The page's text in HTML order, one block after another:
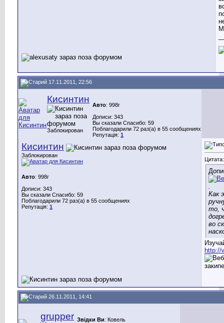
17.11.2011, 22:56
Кисинтин
Заблокирован
Авто: 998г
Дописи: 343
Вы сказали Спасибо: 59
Поблагодарили 72 раз(а) в 55 сообщениях
Репутація: 1
Кисинтин
Заблокирован
Авто: 998г
Дописи: 343
Вы сказали Спасибо: 59
Поблагодарили 72 раз(а) в 55 сообщениях
Репутація: 1
Цитата:
Как
то,
во
http://
26.11.2011, 14:41
grupper Звідки Ви: Ковель